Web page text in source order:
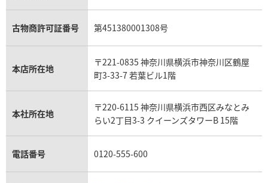
アクアマリン買取
オメガ買取
カルティエ買取
フランク ミュラー買取
リシャール・ミル買取
パネライ買取
チューダー（チュードル）買取
プラダ買取
モーブッサン買取
古物商許可証番号 第451380001308号
本店所在地
〒221-0835 神奈川県横浜市神奈川区鶴屋
町3-33-7 若葉ビル1階
本社所在地
〒220-6115 神奈川県横浜市西区みなとみ
らい2丁目3-3 クイーンズタワーB 15階
電話番号 0120-555-600